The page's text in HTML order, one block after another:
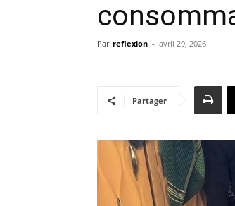
Par reflexion - avril 29, 2026
Partager